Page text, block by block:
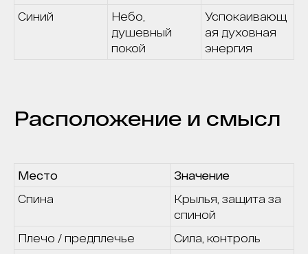
Синий
Небо,
душевный
покой
Успокаивающ
ая духовная
энергия
Расположение и смысл
Место
Значение
Спина
Крылья, защита за
спиной
Плечо / предплечье
Сила, контроль